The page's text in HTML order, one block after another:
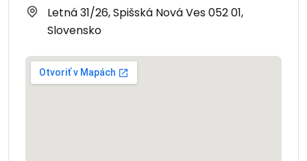
Letná 31/26, Spišská Nová Ves 052 01,
Slovensko